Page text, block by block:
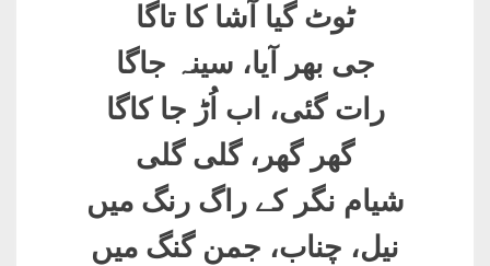
ٹوٹ گیا آشا کا تاگا
جی بھر آیا، سینہ جاگا
رات گئی، اب اُڑ جا کاگا
گھر گھر، گلی گلی
شیام نگر کے راگ رنگ میں
نیل، چناب، جمن گنگ میں